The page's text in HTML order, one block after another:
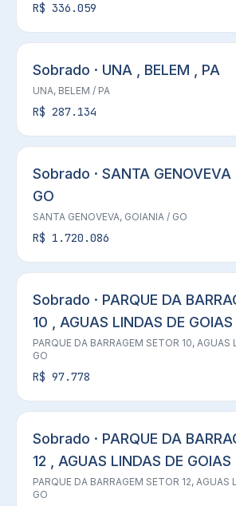
R$ 336.059
Sobrado · UNA , BELEM , PA
UNA, BELEM / PA
R$ 287.134
Sobrado · SANTA GENOVEVA
GO
SANTA GENOVEVA, GOIANIA / GO
R$ 1.720.086
Sobrado · PARQUE DA
10 , AGUAS LINDAS DE GOIAS
PARQUE DA BARRAGEM SETOR 10, AGUAS
GO
R$ 97.778
Sobrado · PARQUE DA
12 , AGUAS LINDAS DE GOIAS
PARQUE DA BARRAGEM SETOR 12, AGUAS
GO